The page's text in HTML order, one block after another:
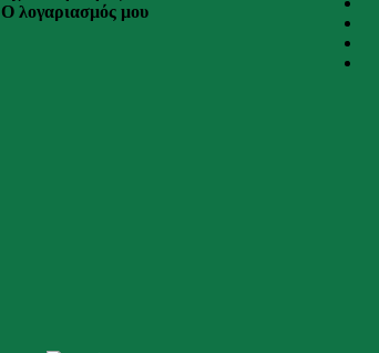
Ο λογαριασμός μου